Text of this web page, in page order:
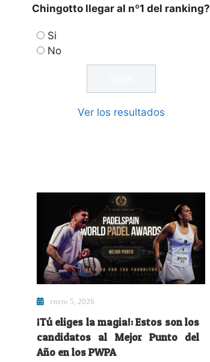
Chingotto llegar al nº1 del ranking?
Si
No
Ver los resultados
enero 5, 2026
¡Tú eliges la magia!: Estos son los
candidatos al Mejor Punto del
Año en los PWPA